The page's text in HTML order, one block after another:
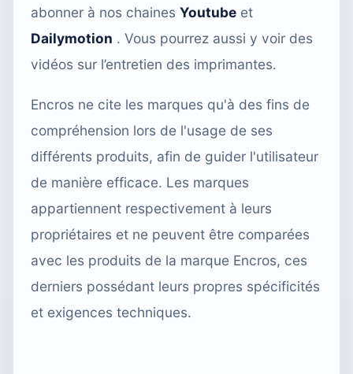
abonner à nos chaines Youtube et
Dailymotion . Vous pourrez aussi y voir des
vidéos sur l’entretien des imprimantes.
Encros ne cite les marques qu'à des fins de
compréhension lors de l'usage de ses
différents produits, afin de guider l'utilisateur
de manière efficace. Les marques
appartiennent respectivement à leurs
propriétaires et ne peuvent être comparées
avec les produits de la marque Encros, ces
derniers possédant leurs propres spécificités
et exigences techniques.